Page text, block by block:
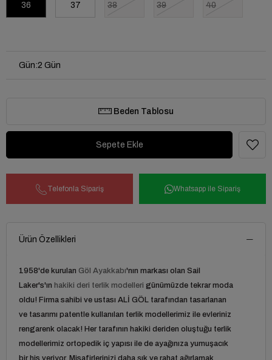
36 37 38 39 40
Gün:2 Gün
Beden Tablosu
Telefonla Sipariş Whatsapp ile Sipariş
Ürün Özellikleri
1958'de kurulan Göl Ayakkabı'nın markası olan Sail
Laker's'ın hakiki deri terlik modelleri günümüzde tekrar moda
oldu! Firma sahibi ve ustası ALİ GÖL tarafından tasarlanan
ve tasarımı patentle kullanılan terlik modellerimiz ile evleriniz
rengarenk olacak! Her tarafının hakiki deriden oluştuğu terlik
modellerimiz ortopedik iç yapısı ile de ayağınıza yumuşacık
bir his veriyor. Misafirlerinizi daha şık ve rahat ağırlamak